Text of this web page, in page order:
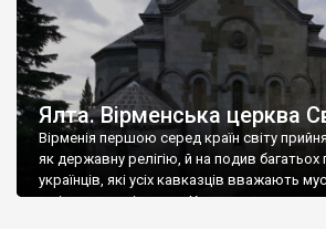
Ялта. Вірменська церква
Вірменія першою серед країн світу
як державну релігію, й на подив багатьох
українців, які усіх кавказців вважають
є відданими вірянами Христа